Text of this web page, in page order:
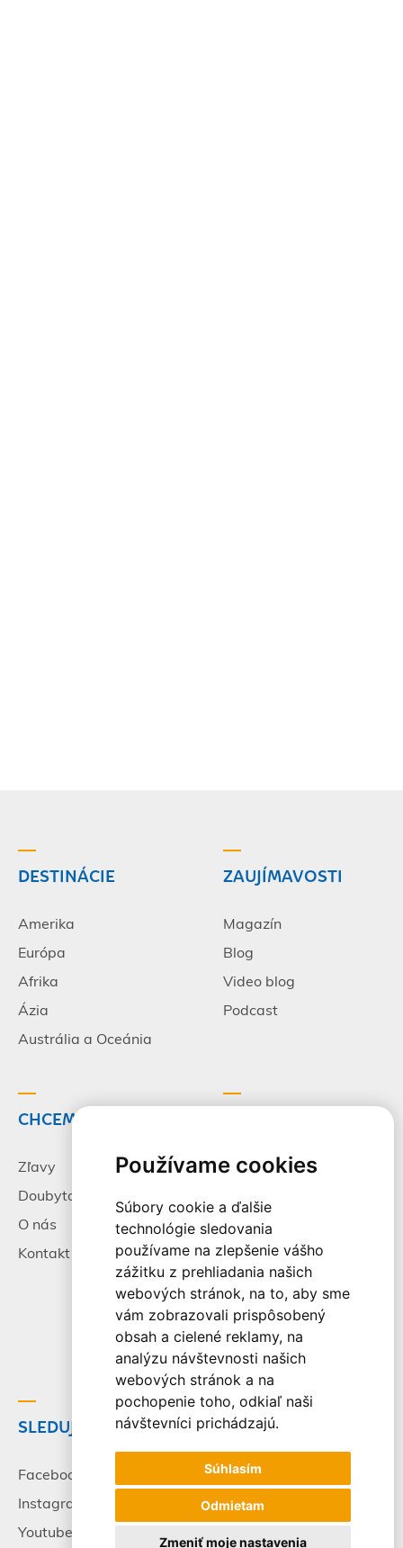
Používame cookies
Súbory cookie a ďalšie
technológie sledovania
používame na zlepšenie vášho
zážitku z prehliadania našich
webových stránok, na to, aby sme
vám zobrazovali prispôsobený
obsah a cielené reklamy, na
analýzu návštevnosti našich
webových stránok a na
pochopenie toho, odkiaľ naši
návštevníci prichádzajú.
Súhlasím
Odmietam
Zmeniť moje nastavenia
DESTINÁCIE
Amerika
Európa
Afrika
Ázia
Austrália a Oceánia
ZAUJÍMAVOSTI
Magazín
Blog
Video blog
Podcast
CHCEM CESTOVAŤ
Zľavy
Doubytovanie
O nás
Kontakt
Pracovné príležitosti
Všeobecné zmluvné
podmienky
Alternatívne riešenie
sporov
Spracovanie osobných
údajov
SLEDUJTE NÁS
Facebook
Instagram
Youtube
Travel, s.r.o. Všetky práva
vyhradené.